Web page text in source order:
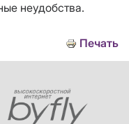
неудобства.
Печать